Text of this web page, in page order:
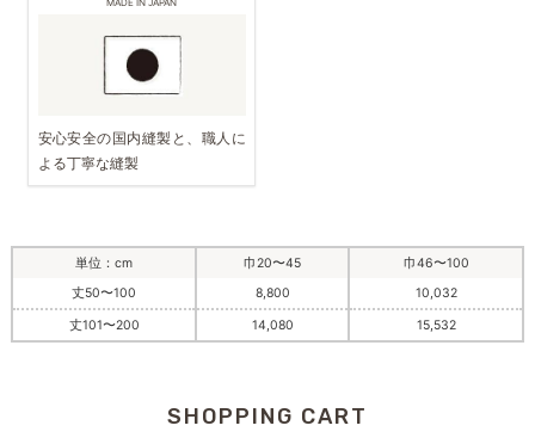
安心安全の国内縫製と、職人に
よる丁寧な縫製
単位：cm 巾20〜45
巾46〜100
丈50〜100
8,800 10,032
丈101〜200 14,080 15,532
SHOPPING CART